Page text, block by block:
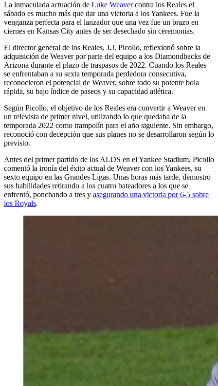
La inmaculada actuación de Luke Weavercontra los Reales el
sábado es mucho más que dar una victoria a los Yankees. Fue la
venganza perfecta para el lanzador que una vez fue un brazo en
ciernes en Kansas City antes de ser desechado sin ceremonias.
El director general de los Reales, J.J. Picollo, reflexionó sobre la
adquisición de Weaver por parte del equipo a los Diamondbacks de
Arizona durante el plazo de traspasos de 2022. Cuando los Reales
se enfrentaban a su sexta temporada perdedora consecutiva,
reconocieron el potencial de Weaver, sobre todo su potente bola
rápida, su bajo índice de paseos y su capacidad atlética.
Según Picollo, el objetivo de los Reales era convertir a Weaver en
un relevista de primer nivel, utilizando lo que quedaba de la
temporada 2022 como trampolín para el año siguiente. Sin embargo,
reconoció con decepción que sus planes no se desarrollaron según lo
previsto.
Antes del primer partido de los ALDS en el Yankee Stadium, Picollo
comentó la ironía del éxito actual de Weaver con los Yankees, su
sexto equipo en las Grandes Ligas. Unas horas más tarde, demostró
sus habilidades retirando a los cuatro bateadores a los que se
enfrentó, ponchando a tres y asegurando una victoria por 6-5 sobre
los Royals.